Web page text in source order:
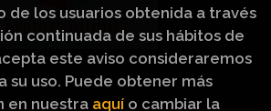
los usuarios obtenida a través
continuada de sus hábitos de
este aviso consideraremos
su uso. Puede obtener más
en nuestra aquí o cambiar la